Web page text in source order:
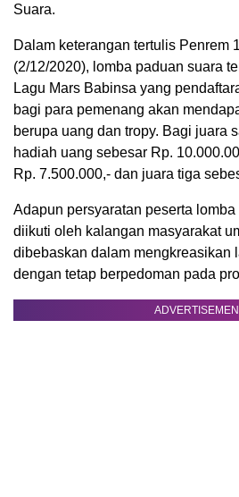
Suara.
Dalam keterangan tertulis Penrem
(2/12/2020), lomba paduan suara
Lagu Mars Babinsa yang
bagi para pemenang akan
berupa uang dan tropy. Bagi juara
hadiah uang sebesar Rp.
Rp. 7.500.000,- dan juara tiga
Adapun persyaratan peserta
diikuti oleh kalangan masyarakat
dibebaskan dalam mengkreasikan
dengan tetap berpedoman pada